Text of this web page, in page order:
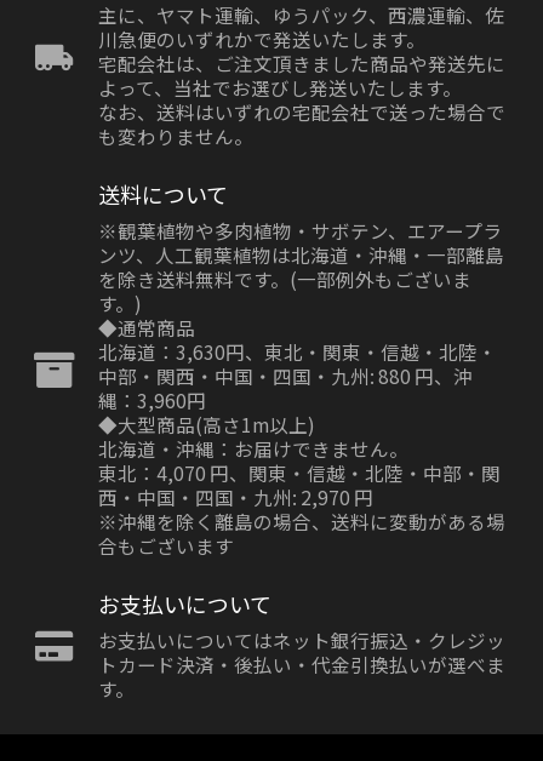
主に、ヤマト運輸、ゆうパック、西濃運輸、佐
川急便のいずれかで発送いたします。
宅配会社は、ご注文頂きました商品や発送先に
よって、当社でお選びし発送いたします。
なお、送料はいずれの宅配会社で送った場合で
も変わりません。
送料について
※観葉植物や多肉植物・サボテン、エアープラ
ンツ、人工観葉植物は北海道・沖縄・一部離島
を除き送料無料です。(一部例外もございま
す。)
◆通常商品
北海道：3,630円、東北・関東・信越・北陸・
中部・関西・中国・四国・九州: 880 円、沖
縄：3,960円
◆大型商品(高さ1m以上)
北海道・沖縄：お届けできません。
東北：4,070 円、関東・信越・北陸・中部・関
西・中国・四国・九州: 2,970 円
※沖縄を除く離島の場合、送料に変動がある場
合もございます
お支払いについて
お支払いについてはネット銀行振込・クレジッ
トカード決済・後払い・代金引換払いが選べま
す。